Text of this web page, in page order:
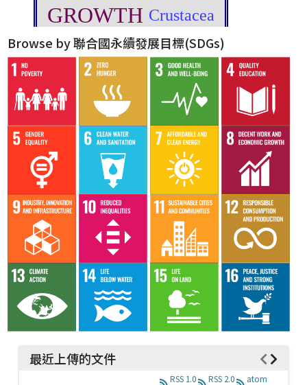
Browse by 聯合國永續發展目標(SDGs)
最近上傳的文件
RSS 1.0 RSS 2.0 atom